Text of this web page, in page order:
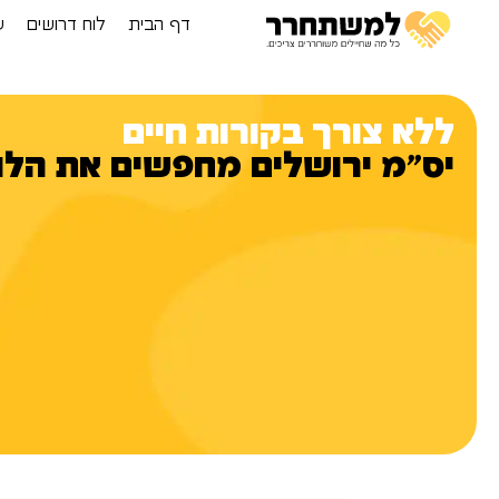
דף הבית לוח דרושים
ללא צורך בקורות חיים
יס"מ ירושלים מחפשים את